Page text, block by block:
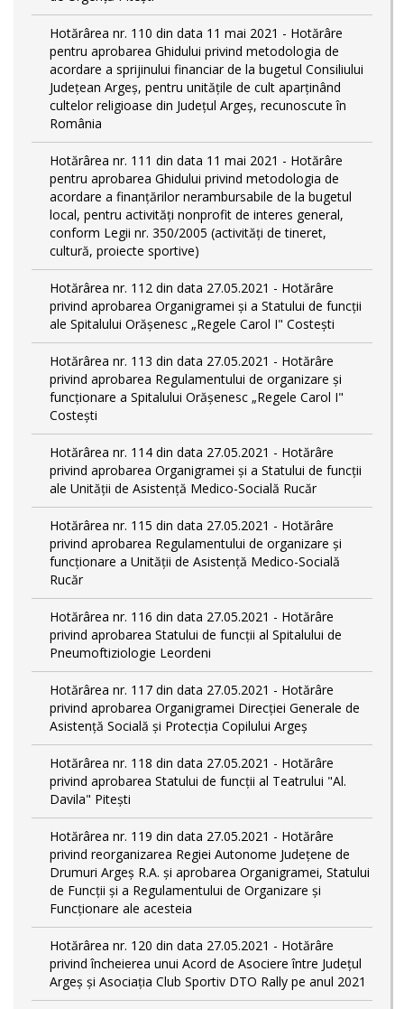
Hotărârea nr. 110 din data 11 mai 2021 - Hotărâre
pentru aprobarea Ghidului privind metodologia de
acordare a sprijinului financiar de la bugetul Consiliului
Judeţean Argeş, pentru unităţile de cult aparţinând
cultelor religioase din Judeţul Argeş, recunoscute în
România
Hotărârea nr. 111 din data 11 mai 2021 - Hotărâre
pentru aprobarea Ghidului privind metodologia de
acordare a finanţărilor nerambursabile de la bugetul
local, pentru activităţi nonprofit de interes general,
conform Legii nr. 350/2005 (activități de tineret,
cultură, proiecte sportive)
Hotărârea nr. 112 din data 27.05.2021 - Hotărâre
privind aprobarea Organigramei și a Statului de funcţii
ale Spitalului Orășenesc „Regele Carol I" Costești
Hotărârea nr. 113 din data 27.05.2021 - Hotărâre
privind aprobarea Regulamentului de organizare și
funcționare a Spitalului Orășenesc „Regele Carol I"
Costești
Hotărârea nr. 114 din data 27.05.2021 - Hotărâre
privind aprobarea Organigramei și a Statului de funcţii
ale Unității de Asistență Medico-Socială Rucăr
Hotărârea nr. 115 din data 27.05.2021 - Hotărâre
privind aprobarea Regulamentului de organizare și
funcționare a Unității de Asistență Medico-Socială
Rucăr
Hotărârea nr. 116 din data 27.05.2021 - Hotărâre
privind aprobarea Statului de funcţii al Spitalului de
Pneumoftiziologie Leordeni
Hotărârea nr. 117 din data 27.05.2021 - Hotărâre
privind aprobarea Organigramei Direcției Generale de
Asistență Socială și Protecția Copilului Argeș
Hotărârea nr. 118 din data 27.05.2021 - Hotărâre
privind aprobarea Statului de funcții al Teatrului "Al.
Davila" Pitești
Hotărârea nr. 119 din data 27.05.2021 - Hotărâre
privind reorganizarea Regiei Autonome Județene de
Drumuri Argeş R.A. și aprobarea Organigramei, Statului
de Funcţii și a Regulamentului de Organizare și
Funcționare ale acesteia
Hotărârea nr. 120 din data 27.05.2021 - Hotărâre
privind încheierea unui Acord de Asociere între Județul
Argeș și Asociația Club Sportiv DTO Rally pe anul 2021